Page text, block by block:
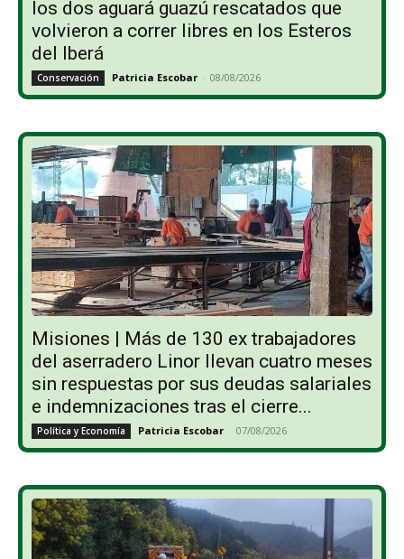
los dos aguará guazú rescatados que
volvieron a correr libres en los Esteros
del Iberá
Conservación Patricia Escobar - 08/08/2026
Misiones | Más de 130 ex trabajadores
del aserradero Linor llevan cuatro meses
sin respuestas por sus deudas salariales
e indemnizaciones tras el cierre...
Política y Economía Patricia Escobar - 07/08/2026